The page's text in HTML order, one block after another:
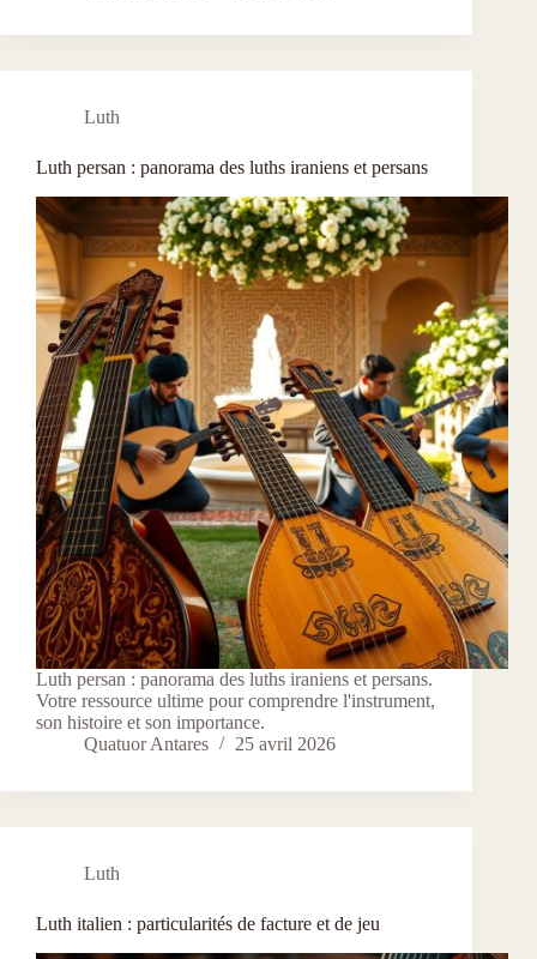
Luth
Luth persan : panorama des luths iraniens et persans
Luth persan : panorama des luths iraniens et persans.
Votre ressource ultime pour comprendre l'instrument,
son histoire et son importance.
Quatuor Antares
25 avril 2026
Luth
Luth italien : particularités de facture et de jeu